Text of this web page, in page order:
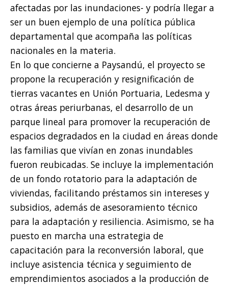
afectadas por las inundaciones- y podría llegar a
ser un buen ejemplo de una política pública
departamental que acompaña las políticas
nacionales en la materia.
En lo que concierne a Paysandú, el proyecto se
propone la recuperación y resignificación de
tierras vacantes en Unión Portuaria, Ledesma y
otras áreas periurbanas, el desarrollo de un
parque lineal para promover la recuperación de
espacios degradados en la ciudad en áreas donde
las familias que vivían en zonas inundables
fueron reubicadas. Se incluye la implementación
de un fondo rotatorio para la adaptación de
viviendas, facilitando préstamos sin intereses y
subsidios, además de asesoramiento técnico
para la adaptación y resiliencia. Asimismo, se ha
puesto en marcha una estrategia de
capacitación para la reconversión laboral, que
incluye asistencia técnica y seguimiento de
emprendimientos asociados a la producción de